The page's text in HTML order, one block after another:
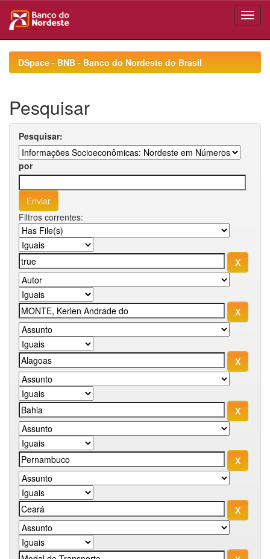
navigationDSpace - BNB - Banco do Nordeste do Brasil
Pesquisar
Pesquisar:
por
Filtros correntes: